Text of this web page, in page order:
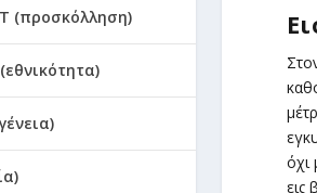
όχι
εις
(προσκόλληση)